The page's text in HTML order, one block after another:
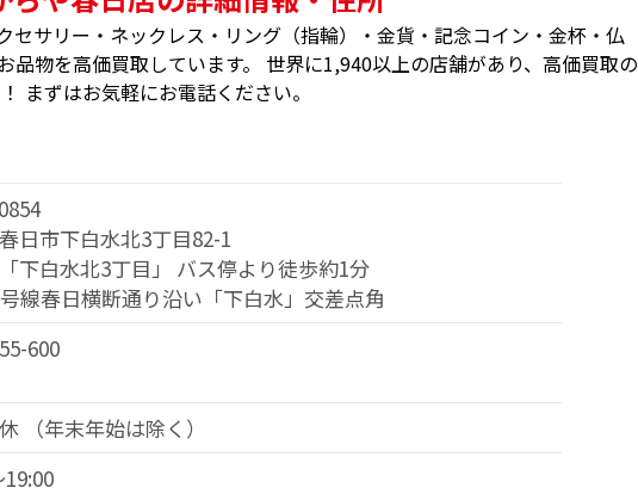
セサリー・ネックレス・リング（指輪）・金貨・記念コイン・金杯・仏
品物を高価買取しています。 世界に1,940以上の店舗があり、高価買取の
まずはお気軽にお電話ください。
日市下白水北3丁目82-1
下白水北3丁目」 バス停より徒歩約1分
線春日横断通り沿い「下白水」交差点角
600
（年末年始は除く）